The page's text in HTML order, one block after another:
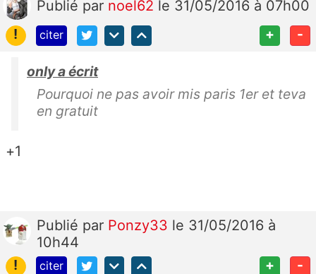
Publié par noel62 le 31/05/2016 à 07h00
!
citer + -
only a écrit
Pourquoi ne pas avoir mis paris 1er et teva
en gratuit
+1
Publié par Ponzy33 le 31/05/2016 à
10h44
!
citer + -